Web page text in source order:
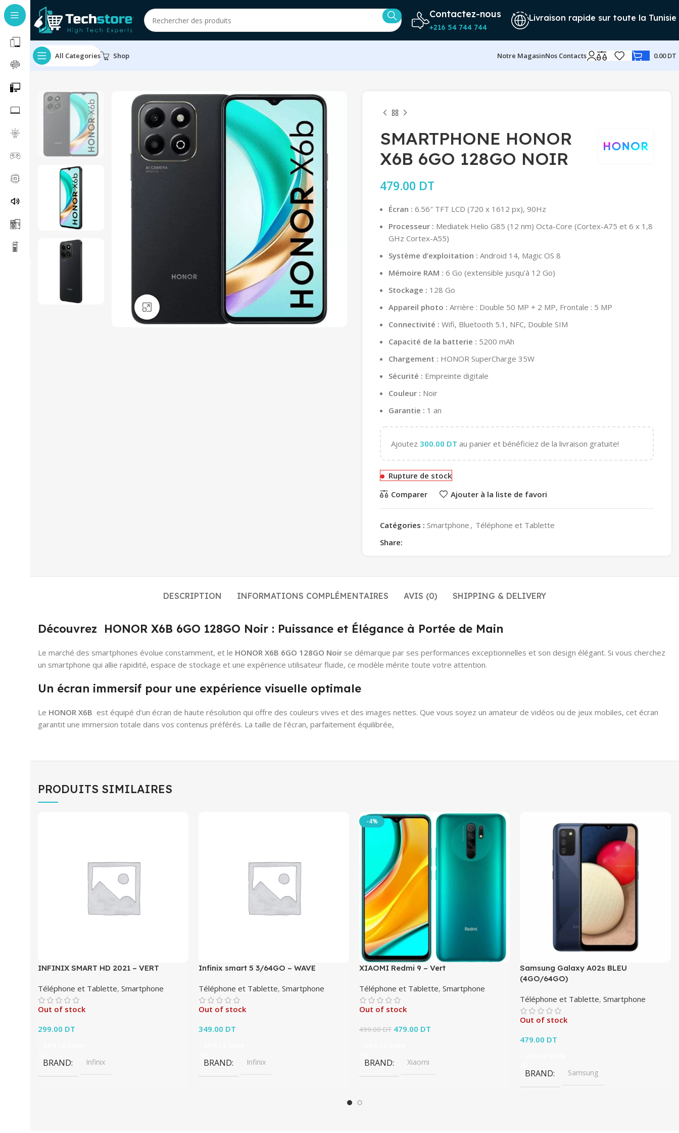
Contactez-nous
+216 54 744 744
Livraison rapide sur toute la Tunisie
All Categories Shop Notre MagasinNos Contacts 0.00DT
Click to enlarge
SMARTPHONE HONOR
X6B 6GO 128GO NOIR
479.00 DT
Écran : 6.56″ TFT LCD (720 x 1612 px), 90Hz
Processeur : Mediatek Helio G85 (12 nm) Octa-Core (Cortex-A75 et 6 x 1,8
GHz Cortex-A55)
Système d’exploitation : Android 14, Magic OS 8
Mémoire RAM : 6 Go (extensible jusqu’à 12 Go)
Stockage : 128 Go
Appareil photo : Arrière : Double 50 MP + 2 MP, Frontale : 5 MP
Connectivité : Wifi, Bluetooth 5.1, NFC, Double SIM
Capacité de la batterie : 5200 mAh
Chargement : HONOR SuperCharge 35W
Sécurité : Empreinte digitale
Couleur : Noir
Garantie : 1 an
Ajoutez 300.00 DT au panier et bénéficiez de la livraison gratuite!
Rupture de stock
Comparer
Ajouter à la liste de favori
Catégories : Smartphone , Téléphone et Tablette
Share:
DESCRIPTION INFORMATIONS COMPLÉMENTAIRES AVIS (0) SHIPPING & DELIVERY
Découvrez HONOR X6B 6GO 128GO Noir : Puissance et Élégance à Portée de Main
Le marché des smartphones évolue constamment, et le HONOR X6B 6GO 128GO Noir se démarque par ses performances exceptionnelles et son design élégant. Si vous cherchez
un smartphone qui allie rapidité, espace de stockage et une expérience utilisateur fluide, ce modèle mérite toute votre attention.
Un écran immersif pour une expérience visuelle optimale
Le HONOR X6B est équipé d’un écran de haute résolution qui offre des couleurs vives et des images nettes. Que vous soyez un amateur de vidéos ou de jeux mobiles, cet écran
garantit une immersion totale dans vos contenus préférés. La taille de l’écran, parfaitement équilibrée,
PRODUITS SIMILAIRES
INFINIX SMART HD 2021 – VERT
Téléphone et Tablette, Smartphone
Out of stock
299.00 DT
BRAND Infinix
Infinix smart 5 3/64GO – WAVE
Téléphone et Tablette,Smartphone
Out of stock
349.00 DT
BRAND Infinix
-4%
XIAOMI Redmi 9 – Vert
Téléphone et Tablette,Smartphone
Out of stock
499.00DT Le prix initial était : 499.00 DT.
479.00 DT
BRAND Xiaomi
Samsung Galaxy A02s BLEU
(4GO/64GO)
Téléphone et Tablette,Smartphone
Out of stock
479.00 DT
BRAND Samsung